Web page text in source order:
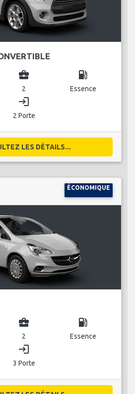
business_center
2
local_gas_station
Essence
login
2 Porte
LES DÉTAILS...
ÉCONOMIQUE
business_center
2
local_gas_station
Essence
login
3 Porte